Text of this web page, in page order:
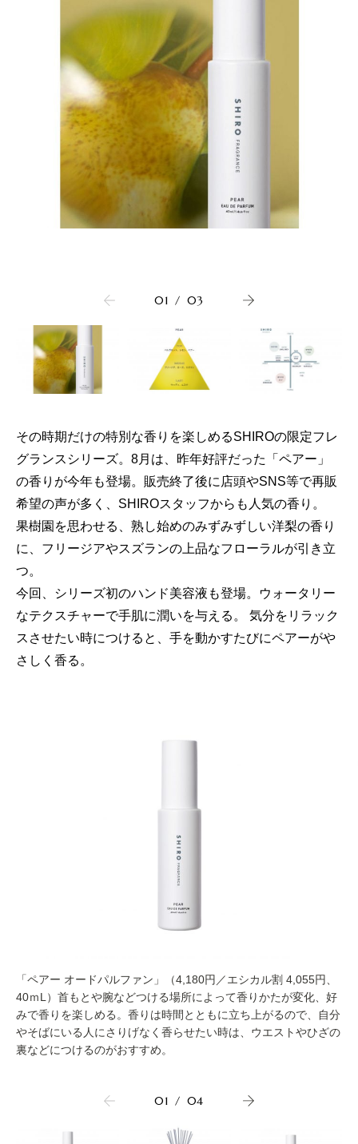
01 / 03
その時期だけの特別な香りを楽しめるSHIROの限定フレ
グランスシリーズ。8月は、昨年好評だった「ペアー」
の香りが今年も登場。販売終了後に店頭やSNS等で再販
希望の声が多く、SHIROスタッフからも人気の香り。
果樹園を思わせる、熟し始めのみずみずしい洋梨の香り
に、フリージアやスズランの上品なフローラルが引き立
つ。
今回、シリーズ初のハンド美容液も登場。ウォータリー
なテクスチャーで手肌に潤いを与える。 気分をリラック
スさせたい時につけると、手を動かすたびにペアーがや
さしく香る。
「ペアー オードパルファン」（4,180円／エシカル割 4,055円、
40ｍL）首もとや腕などつける場所によって香りかたが変化、好
みで香りを楽しめる。香りは時間とともに立ち上がるので、自分
やそばにいる人にさりげなく香らせたい時は、ウエストやひざの
裏などにつけるのがおすすめ。
01 / 04